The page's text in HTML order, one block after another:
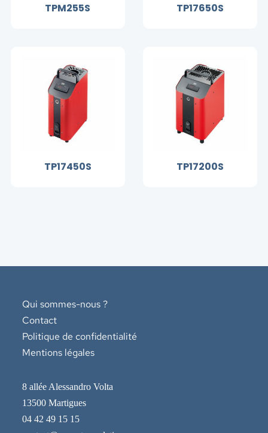
TPM255S TP17650S
TP17450S TP17200S
Qui sommes-nous ?
Contact
Politique de confidentialité
Mentions légales
8 allée Alessandro Volta
13500 Martigues
04 42 49 15 15